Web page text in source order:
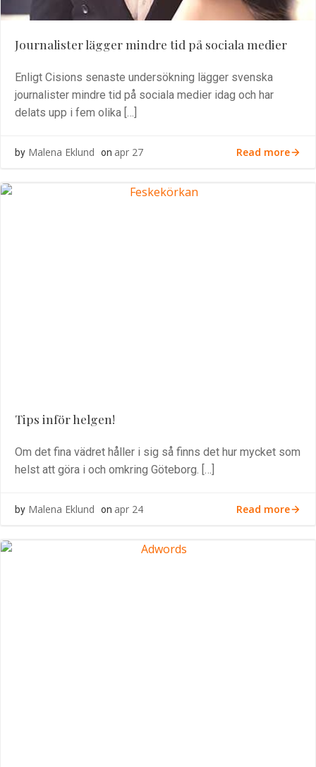
Journalister lägger mindre tid på sociala medier
Enligt Cisions senaste undersökning lägger svenska
journalister mindre tid på sociala medier idag och har
delats upp i fem olika […]
by Malena Eklund on apr 27 Read more
Tips inför helgen!
Om det fina vädret håller i sig så finns det hur mycket som
helst att göra i och omkring Göteborg. […]
by Malena Eklund on apr 24 Read more